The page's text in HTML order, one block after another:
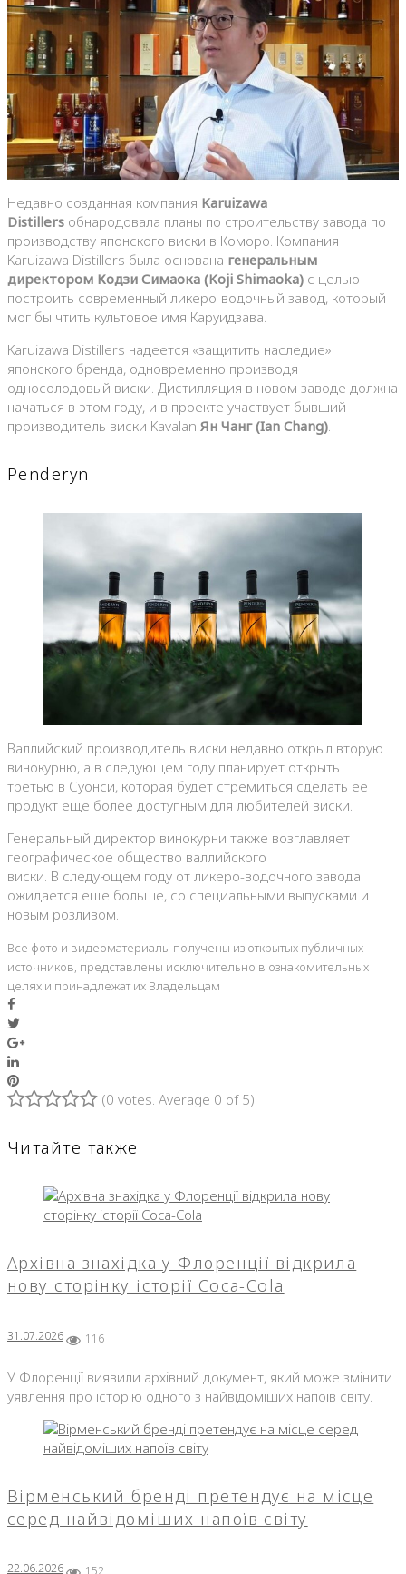
Недавно созданная компания Karuizawa
Distillers обнародовала планы по строительству завода по
производству японского виски в Коморо. Компания
Karuizawa Distillers была основана генеральным
директором Кодзи Симаока (Koji Shimaoka) с целью
построить современный ликеро-водочный завод, который
мог бы чтить культовое имя Каруидзава.
Karuizawa Distillers надеется «защитить наследие»
японского бренда, одновременно производя
односолодовый виски. Дистилляция в новом заводе должна
начаться в этом году, и в проекте участвует бывший
производитель виски Kavalan Ян Чанг (Ian Chang)
Penderyn
Валлийский производитель виски недавно открыл вторую
винокурню, а в следующем году планирует открыть
третью в Суонси, которая будет стремиться сделать ее
продукт еще более доступным для любителей виски.
Генеральный директор винокурни также возглавляет
географическое общество валлийского
виски. В следующем году от ликеро-водочного завода
ожидается еще больше, со специальными выпусками и
новым розливом.
Все фото и видеоматериалы получены из открытых публичных
источников, представлены исключительно в ознакомительных
целях и принадлежат их Владельцам
Google+
LinkedIn
Pinterest
(0 votes. Average 0 of 5)
Читайте также
Архівна знахідка у Флоренції відкрила
нову сторінку історії Coca-Cola
31.07.2026 116
У Флоренції виявили архівний документ, який може змінити
уявлення про історію одного з найвідоміших напоїв світу.
Вірменський бренді претендує на місце
серед найвідоміших напоїв світу
22.06.2026 152